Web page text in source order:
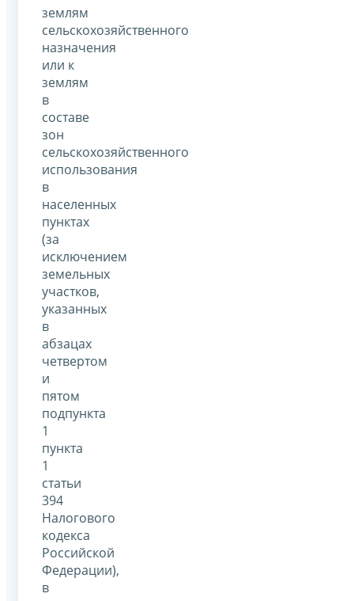
землям
сельскохозяйственного
назначения
или к
землям
в
составе
зон
сельскохозяйственного
использования
в
населенных
пунктах
(за
исключением
земельных
участков,
указанных
в
абзацах
четвертом
и
пятом
подпункта
1
пункта
1
статьи
394
Налогового
кодекса
Российской
Федерации),
в